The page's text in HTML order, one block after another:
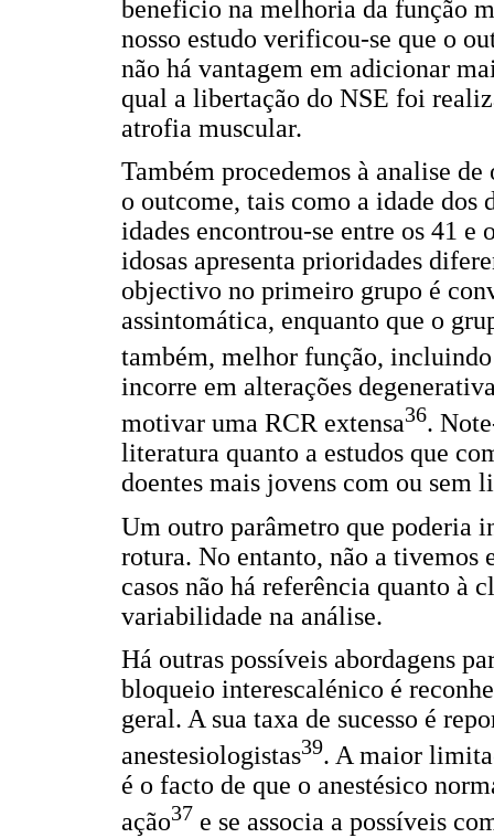
beneficio na melhoria da função
nosso estudo verificou-se que o
não há vantagem em adicionar
qual a libertação do NSE foi
atrofia muscular.
Também procedemos à analise
o outcome, tais como a idade dos
idades encontrou-se entre os 41 e
idosas apresenta prioridades
objectivo no primeiro grupo é
assintomática, enquanto que o
também, melhor função,
incorre em alterações
motivar uma RCR extensa36.
literatura quanto a estudos que
doentes mais jovens com ou sem
Um outro parâmetro que poderia
rotura. No entanto, não a tivemos
casos não há referência quanto à
variabilidade na análise.
Há outras possíveis abordagens
bloqueio interescalénico é
geral. A sua taxa de sucesso é
anestesiologistas39. A maior
é o facto de que o anestésico
ação37 e se associa a possíveis